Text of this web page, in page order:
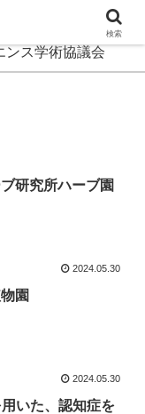
ンス学術協議会
研究所ハーブ園
2024.05.30
園
2024.05.30
いた、認知症を
検索